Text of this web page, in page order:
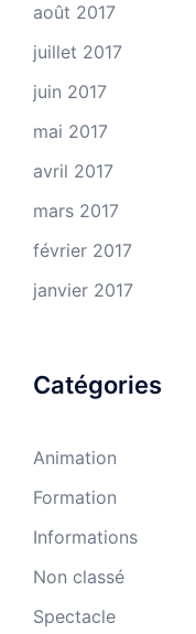
août 2017
juillet 2017
juin 2017
mai 2017
avril 2017
mars 2017
février 2017
janvier 2017
Catégories
Animation
Formation
Informations
Non classé
Spectacle